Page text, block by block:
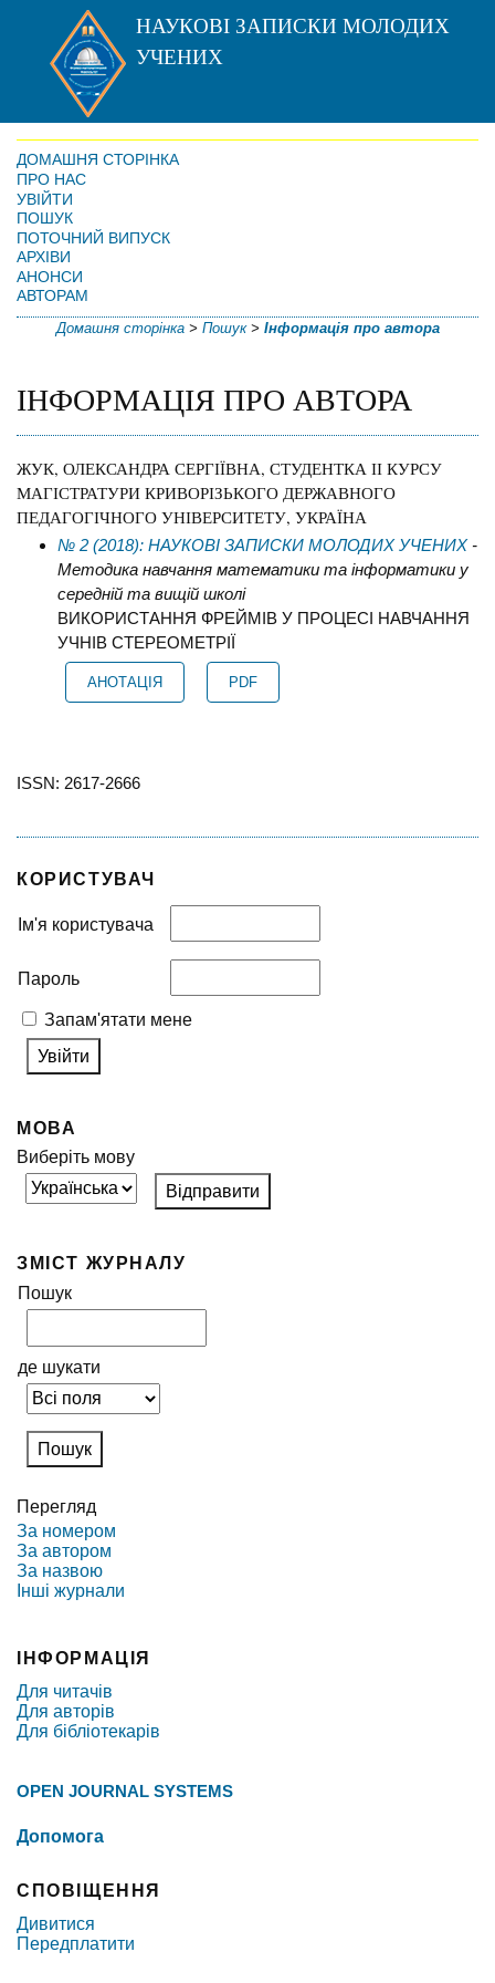
НАУКОВІ ЗАПИСКИ МОЛОДИХ
УЧЕНИХ
КОРИСТУВАЧ
Ім'я користувача
Пароль
Запам'ятати мене
МОВА
Виберіть мову
ЗМІСТ ЖУРНАЛУ
Пошук
де шукати
Перегляд
За номером
За автором
За назвою
Інші журнали
ІНФОРМАЦІЯ
Для читачів
Для авторів
Для бібліотекарів
OPEN JOURNAL SYSTEMS
Допомога
СПОВІЩЕННЯ
Дивитися
Передплатити
ДОМАШНЯ СТОРІНКА
ПРО НАС
УВІЙТИ
ПОШУК
ПОТОЧНИЙ ВИПУСК
АРХІВИ
АНОНСИ
АВТОРАМ
Домашня сторінка> Пошук> Інформація про автора
ІНФОРМАЦІЯ ПРО АВТОРА
ЖУК, ОЛЕКСАНДРА СЕРГІЇВНА, СТУДЕНТКА ІІ КУРСУ
МАГІСТРАТУРИ КРИВОРІЗЬКОГО ДЕРЖАВНОГО
ПЕДАГОГІЧНОГО УНІВЕРСИТЕТУ, УКРАЇНА
№ 2 (2018): НАУКОВІ ЗАПИСКИ МОЛОДИХ УЧЕНИХ-
Методика навчання математики та інформатики у
середній та вищій школі
ВИКОРИСТАННЯ ФРЕЙМІВ У ПРОЦЕСІ НАВЧАННЯ
УЧНІВ СТЕРЕОМЕТРІЇ
АНОТАЦІЯ PDF
ISSN: 2617-2666